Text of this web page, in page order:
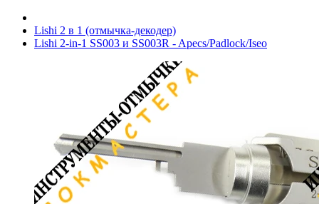
Lishi 2 в 1 (отмычка-декодер)
Lishi 2-in-1 SS003 и SS003R - Apecs/Padlock/Iseo